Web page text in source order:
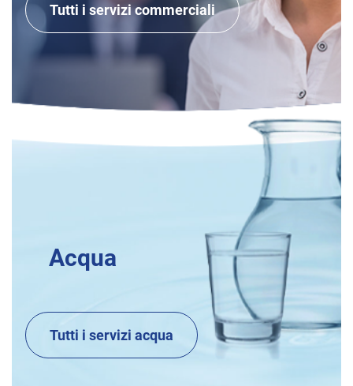
Tutti i servizi commerciali
Acqua
Tutti i servizi acqua